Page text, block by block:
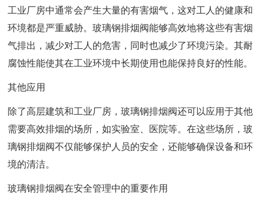
工业厂房中通常会产生大量的有害烟气，这对工人的健康和
环境都是严重威胁。玻璃钢排烟阀能够高效地将这些有害烟
气排出，减少对工人的危害，同时也减少了环境污染。其耐
腐蚀性能使其在工业环境中长期使用也能保持良好的性能。
其他应用
除了高层建筑和工业厂房，玻璃钢排烟阀还可以应用于其他
需要高效排烟的场所，如实验室、医院等。在这些场所，玻
璃钢排烟阀不仅能够保护人员的安全，还能够确保设备和环
境的清洁。
玻璃钢排烟阀在安全管理中的重要作用